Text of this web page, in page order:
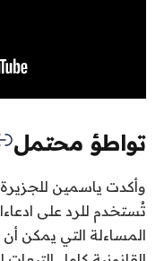
تواطؤ محتمل
وأكدت ياسمين
تُستخدم للرد على
المساءلة التي يمكن